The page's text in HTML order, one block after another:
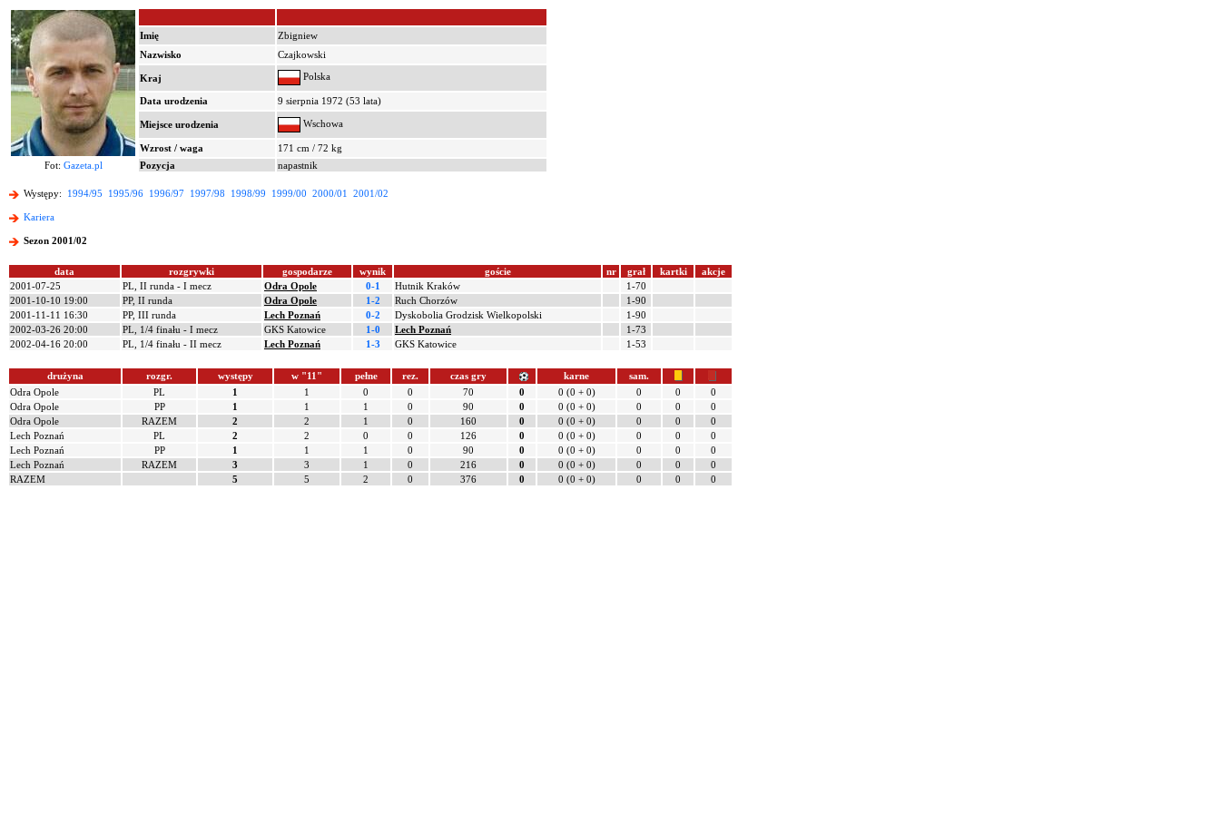
Imię
Zbigniew
Nazwisko
Czajkowski
Kraj Polska
Data urodzenia 9 sierpnia 1972 (53 lata)
Miejsce urodzenia Wschowa
Wzrost / waga
171 cm / 72 kg
Fot: Gazeta.pl Pozycja napastnik
Występy: 1994/95 1995/96 1996/97 1997/98 1998/99 1999/00 2000/01 2001/02
Kariera
Sezon 2001/02
data rozgrywki gospodarze wynik goście nr grał kartki
akcje
2001-07-25
PL, II runda - I mecz Odra Opole 0-1 Hutnik Kraków
1-70
2001-10-10 19:00
PP, II runda Odra Opole 1-2 Ruch Chorzów
1-90
2001-11-11 16:30
PP, III runda Lech Poznań 0-2 Dyskobolia Grodzisk Wielkopolski
1-90
2002-03-26 20:00
PL, 1/4 finału - I mecz GKS Katowice 1-0 Lech Poznań
1-73
2002-04-16 20:00
PL, 1/4 finału - II mecz Lech Poznań 1-3 GKS Katowice 1-53
drużyna rozgr. występy w "11" pełne rez. czas gry karne
sam.
Odra Opole
PL 1 1 0 0 70 0 0 (0 + 0) 0 0
0
Odra Opole
PP 1 1 1 0 90 0 0 (0 + 0) 0 0
0
Odra Opole
RAZEM 2 2 1 0 160 0 0 (0 + 0) 0 0
0
Lech Poznań
PL 2 2 0 0 126 0 0 (0 + 0) 0 0
0
Lech Poznań
PP 1 1 1 0 90 0 0 (0 + 0) 0 0
0
Lech Poznań
RAZEM 3 3 1 0 216 0 0 (0 + 0) 0 0
0
RAZEM
5 5 2 0 376 0 0 (0 + 0) 0 0 0